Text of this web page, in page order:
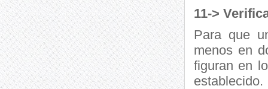
11->
Para que
menos en
figuran en
establecido.